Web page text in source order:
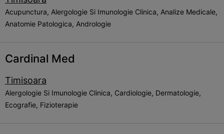
Acupunctura, Alergologie Si Imunologie Clinica, Analize Medicale,
Anatomie Patologica, Andrologie
Cardinal Med
Timisoara
Alergologie Si Imunologie Clinica, Cardiologie, Dermatologie,
Ecografie, Fizioterapie